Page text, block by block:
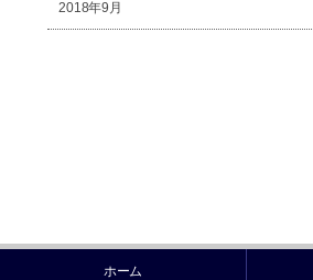
2018年9月
ホーム